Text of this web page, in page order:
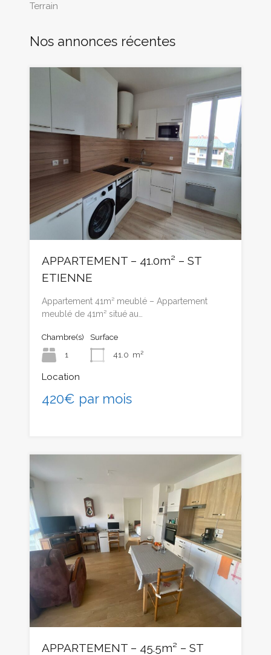
Terrain
Nos annonces récentes
APPARTEMENT – 41.0m² – ST
ETIENNE
Appartement 41m² meublé – Appartement
meublé de 41m² situé au…
Chambre(s)
1
Surface
41.0 m²
Location
420€ par mois
APPARTEMENT – 45.5m² – ST